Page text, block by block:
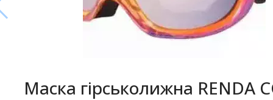
Маска гірськолижна RENDA